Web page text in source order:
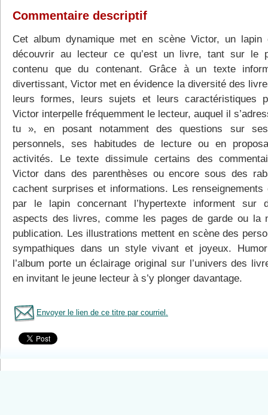
Commentaire descriptif
Cet album dynamique met en scène Victor, un lapin
découvrir au lecteur ce qu’est un livre, tant sur le
contenu que du contenant. Grâce à un texte
divertissant, Victor met en évidence la diversité des
leurs formes, leurs sujets et leurs caractéristiques
Victor interpelle fréquemment le lecteur, auquel il
tu », en posant notamment des questions sur
personnels, ses habitudes de lecture ou en
activités. Le texte dissimule certains des
Victor dans des parenthèses ou encore sous des
cachent surprises et informations. Les renseignements
par le lapin concernant l’hypertexte informent sur
aspects des livres, comme les pages de garde ou la
publication. Les illustrations mettent en scène des
sympathiques dans un style vivant et joyeux.
l’album porte un éclairage original sur l’univers des
en invitant le jeune lecteur à s’y plonger davantage.
Envoyer le lien de ce titre par courriel.